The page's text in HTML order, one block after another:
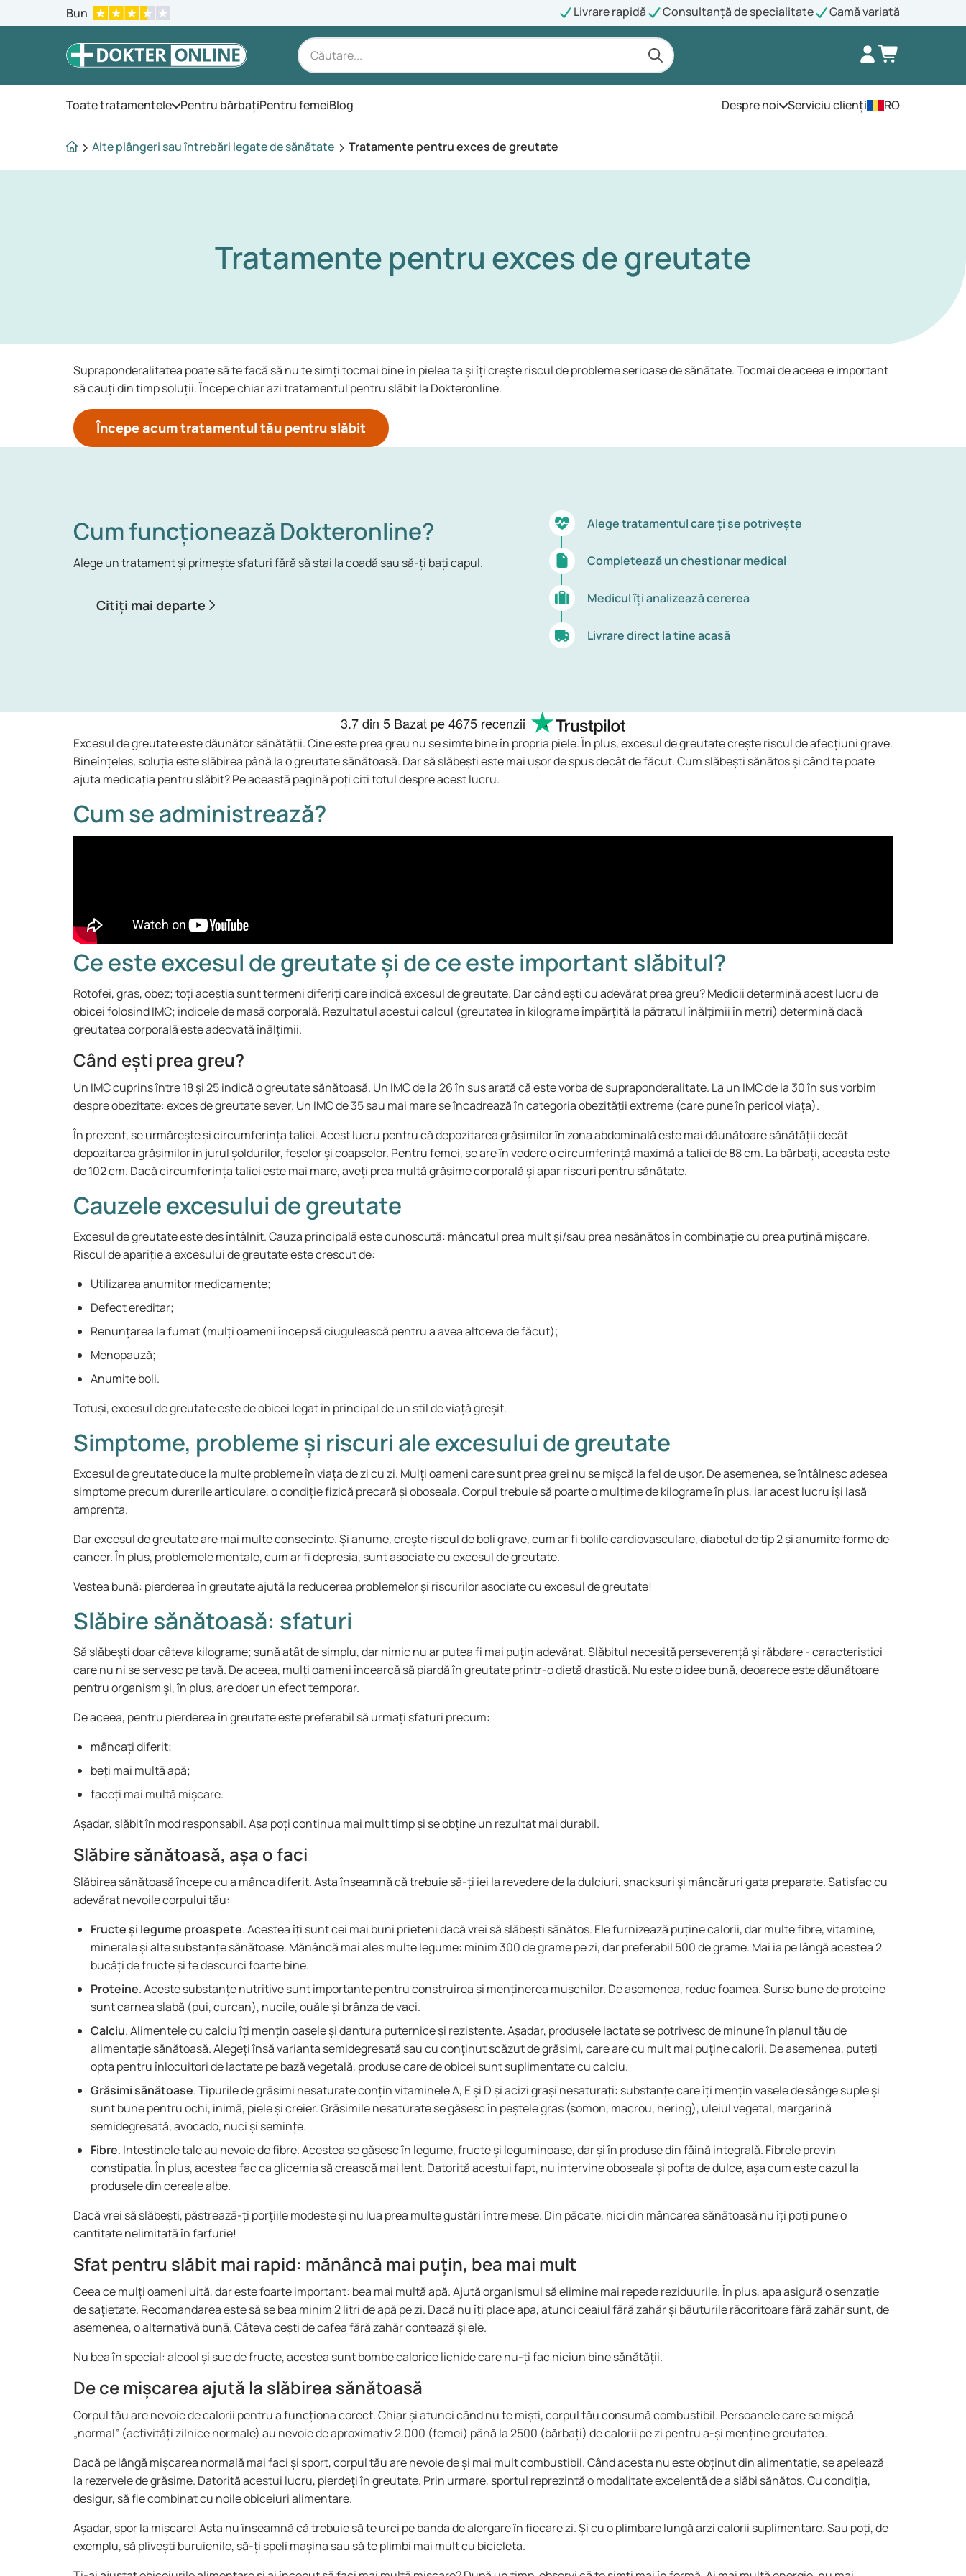
Bun Livrare rapidă Consultanță de specialitate Gamă variată
Toate tratamenteleDeschide meniul
Pentru bărbațiPentru femeiBlog Despre noi Deschide meniul
Serviciu clienți RO
Alte plângeri sau întrebări legate de sănătate Tratamente pentru exces de greutate
Tratamente pentru exces de greutate
Supraponderalitatea poate să te facă să nu te simți tocmai bine în pielea ta și îți crește riscul de probleme serioase de sănătate. Tocmai de aceea e important
să cauți din timp soluții. Începe chiar azi tratamentul pentru slăbit la Dokteronline.
Începe acum tratamentul tău pentru slăbit
Cum funcționează Dokteronline?
Alege un tratament și primește sfaturi fără să stai la coadă sau să-ți bați capul.
Citiți mai departe
Alege tratamentul care ți se potrivește
Completează un chestionar medical
Medicul îți analizează cererea
Livrare direct la tine acasă
3.7din 5 Bazat pe4675 recenzii
Excesul de greutate este dăunător sănătății. Cine este prea greu nu se simte bine în propria piele. În plus, excesul de greutate crește riscul de afecțiuni grave.
Bineînțeles, soluția este slăbirea până la o greutate sănătoasă. Dar să slăbești este mai ușor de spus decât de făcut. Cum slăbești sănătos și când te poate
ajuta medicația pentru slăbit? Pe această pagină poți citi totul despre acest lucru.
Cum se administrează?
Ce este excesul de greutate și de ce este important slăbitul?
Rotofei, gras, obez; toți aceștia sunt termeni diferiți care indică excesul de greutate. Dar când ești cu adevărat prea greu? Medicii determină acest lucru de
obicei folosind IMC; indicele de masă corporală. Rezultatul acestui calcul (greutatea în kilograme împărțită la pătratul înălțimii în metri) determină dacă
greutatea corporală este adecvată înălțimii.
Când ești prea greu?
Un IMC cuprins între 18 și 25 indică o greutate sănătoasă. Un IMC de la 26 în sus arată că este vorba de supraponderalitate. La un IMC de la 30 în sus vorbim
despre obezitate: exces de greutate sever. Un IMC de 35 sau mai mare se încadrează în categoria obezității extreme (care pune în pericol viața).
În prezent, se urmărește și circumferința taliei. Acest lucru pentru că depozitarea grăsimilor în zona abdominală este mai dăunătoare sănătății decât
depozitarea grăsimilor în jurul șoldurilor, feselor și coapselor. Pentru femei, se are în vedere o circumferință maximă a taliei de 88 cm. La bărbați, aceasta este
de 102 cm. Dacă circumferința taliei este mai mare, aveți prea multă grăsime corporală și apar riscuri pentru sănătate.
Cauzele excesului de greutate
Excesul de greutate este des întâlnit. Cauza principală este cunoscută: mâncatul prea mult și/sau prea nesănătos în combinație cu prea puțină mișcare.
Riscul de apariție a excesului de greutate este crescut de:
Utilizarea anumitor medicamente;
Defect ereditar;
Renunțarea la fumat (mulți oameni încep să ciugulească pentru a avea altceva de făcut);
Menopauză;
Anumite boli.
Totuși, excesul de greutate este de obicei legat în principal de un stil de viață greșit.
Simptome, probleme și riscuri ale excesului de greutate
Excesul de greutate duce la multe probleme în viața de zi cu zi. Mulți oameni care sunt prea grei nu se mișcă la fel de ușor. De asemenea, se întâlnesc adesea
simptome precum durerile articulare, o condiție fizică precară și oboseala. Corpul trebuie să poarte o mulțime de kilograme în plus, iar acest lucru își lasă
amprenta.
Dar excesul de greutate are mai multe consecințe. Și anume, crește riscul de boli grave, cum ar fi bolile cardiovasculare, diabetul de tip 2 și anumite forme de
cancer. În plus, problemele mentale, cum ar fi depresia, sunt asociate cu excesul de greutate.
Vestea bună: pierderea în greutate ajută la reducerea problemelor și riscurilor asociate cu excesul de greutate!
Slăbire sănătoasă: sfaturi
Să slăbești doar câteva kilograme; sună atât de simplu, dar nimic nu ar putea fi mai puțin adevărat. Slăbitul necesită perseverență și răbdare - caracteristici
care nu ni se servesc pe tavă. De aceea, mulți oameni încearcă să piardă în greutate printr-o dietă drastică. Nu este o idee bună, deoarece este dăunătoare
pentru organism și, în plus, are doar un efect temporar.
De aceea, pentru pierderea în greutate este preferabil să urmați sfaturi precum:
mâncați diferit;
beți mai multă apă;
faceți mai multă mișcare.
Așadar, slăbit în mod responsabil. Așa poți continua mai mult timp și se obține un rezultat mai durabil.
Slăbire sănătoasă, așa o faci
Slăbirea sănătoasă începe cu a mânca diferit. Asta înseamnă că trebuie să-ți iei la revedere de la dulciuri, snacksuri și mâncăruri gata preparate. Satisfac cu
adevărat nevoile corpului tău:
Fructe și legume proaspete. Acestea îți sunt cei mai buni prieteni dacă vrei să slăbești sănătos. Ele furnizează puține calorii, dar multe fibre, vitamine,
minerale și alte substanțe sănătoase. Mănâncă mai ales multe legume: minim 300 de grame pe zi, dar preferabil 500 de grame. Mai ia pe lângă acestea 2
bucăți de fructe și te descurci foarte bine.
Proteine. Aceste substanțe nutritive sunt importante pentru construirea și menținerea mușchilor. De asemenea, reduc foamea. Surse bune de proteine
sunt carnea slabă (pui, curcan), nucile, ouăle și brânza de vaci.
Calciu. Alimentele cu calciu îți mențin oasele și dantura puternice și rezistente. Așadar, produsele lactate se potrivesc de minune în planul tău de
alimentație sănătoasă. Alegeți însă varianta semidegresată sau cu conținut scăzut de grăsimi, care are cu mult mai puține calorii. De asemenea, puteți
opta pentru înlocuitori de lactate pe bază vegetală, produse care de obicei sunt suplimentate cu calciu.
Grăsimi sănătoase. Tipurile de grăsimi nesaturate conțin vitaminele A, E și D și acizi grași nesaturați: substanțe care îți mențin vasele de sânge suple și
sunt bune pentru ochi, inimă, piele și creier. Grăsimile nesaturate se găsesc în peștele gras (somon, macrou, hering), uleiul vegetal, margarină
semidegresată, avocado, nuci și semințe.
Fibre. Intestinele tale au nevoie de fibre. Acestea se găsesc în legume, fructe și leguminoase, dar și în produse din făină integrală. Fibrele previn
constipația. În plus, acestea fac ca glicemia să crească mai lent. Datorită acestui fapt, nu intervine oboseala și pofta de dulce, așa cum este cazul la
produsele din cereale albe.
Dacă vrei să slăbești, păstrează-ți porțiile modeste și nu lua prea multe gustări între mese. Din păcate, nici din mâncarea sănătoasă nu îți poți pune o
cantitate nelimitată în farfurie!
Sfat pentru slăbit mai rapid: mănâncă mai puțin, bea mai mult
Ceea ce mulți oameni uită, dar este foarte important: bea mai multă apă. Ajută organismul să elimine mai repede reziduurile. În plus, apa asigură o senzație
de sațietate. Recomandarea este să se bea minim 2 litri de apă pe zi. Dacă nu îți place apa, atunci ceaiul fără zahăr și băuturile răcoritoare fără zahăr sunt, de
asemenea, o alternativă bună. Câteva cești de cafea fără zahăr contează și ele.
Nu bea în special: alcool și suc de fructe, acestea sunt bombe calorice lichide care nu-ți fac niciun bine sănătății.
De ce mișcarea ajută la slăbirea sănătoasă
Corpul tău are nevoie de calorii pentru a funcționa corect. Chiar și atunci când nu te miști, corpul tău consumă combustibil. Persoanele care se mișcă
„normal” (activități zilnice normale) au nevoie de aproximativ 2.000 (femei) până la 2500 (bărbați) de calorii pe zi pentru a-și menține greutatea.
Dacă pe lângă mișcarea normală mai faci și sport, corpul tău are nevoie de și mai mult combustibil. Când acesta nu este obținut din alimentație, se apelează
la rezervele de grăsime. Datorită acestui lucru, pierdeți în greutate. Prin urmare, sportul reprezintă o modalitate excelentă de a slăbi sănătos. Cu condiția,
desigur, să fie combinat cu noile obiceiuri alimentare.
Așadar, spor la mișcare! Asta nu înseamnă că trebuie să te urci pe banda de alergare în fiecare zi. Și cu o plimbare lungă arzi calorii suplimentare. Sau poți, de
exemplu, să plivești buruienile, să-ți speli mașina sau să te plimbi mai mult cu bicicleta.